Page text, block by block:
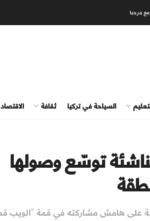
مرحبا
السياحة في تركيا ثقافة الاقتصاد
توسّع وصولها